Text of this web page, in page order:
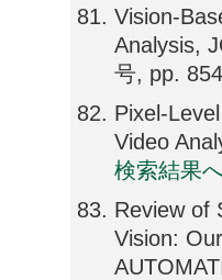
Vision-
Analysis,
号, pp.
Pixel-
Video
検索結果
Review of
Vision: